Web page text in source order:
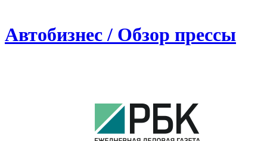
Автобизнес / Обзор прессы